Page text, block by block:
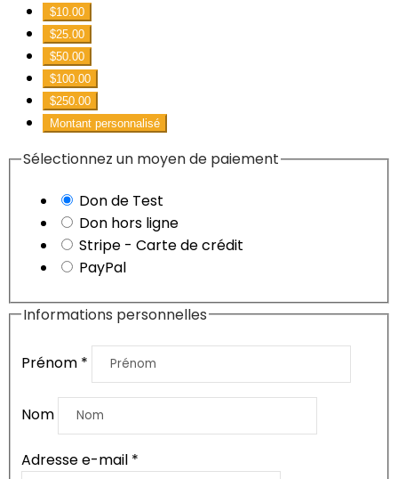
$10.00
$25.00
$50.00
$100.00
$250.00
Montant personnalisé
Sélectionnez un moyen de paiement
Don de Test
Don hors ligne
Stripe - Carte de crédit
PayPal
Informations personnelles
Prénom *
Nom
Adresse e-mail *